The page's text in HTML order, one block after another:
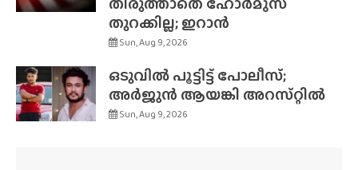
തുറക്കില്ല; ഇറാൻ
Sun, Aug 9, 2026
ഒടുവിൽ പൂട്ടിട്ട് പോലീസ്;
അർജുൻ ആയങ്കി അറസ്‌റ്റിൽ
Sun, Aug 9, 2026